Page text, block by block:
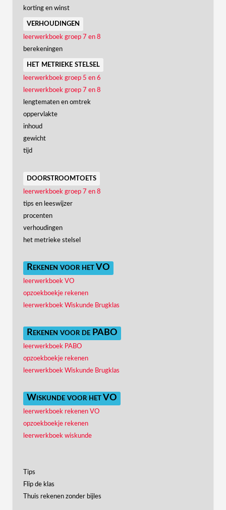
korting en winst
verhoudingen
leerwerkboek groep 7 en 8
berekeningen
het metrieke stelsel
leerwerkboek groep 5 en 6
leerwerkboek groep 7 en 8
lengtematen en omtrek
oppervlakte
inhoud
gewicht
tijd
doorstroomtoets
leerwerkboek groep 7 en 8
tips en leeswijzer
procenten
verhoudingen
het metrieke stelsel
Rekenen voor het VO
leerwerkboek VO
opzoekboekje rekenen
leerwerkboek Wiskunde Brugklas
Rekenen voor de PABO
leerwerkboek PABO
opzoekboekje rekenen
leerwerkboek Wiskunde Brugklas
Wiskunde voor het VO
leerwerkboek rekenen VO
opzoekboekje rekenen
leerwerkboek wiskunde
Tips
Flip de klas
Thuis rekenen zonder bijles